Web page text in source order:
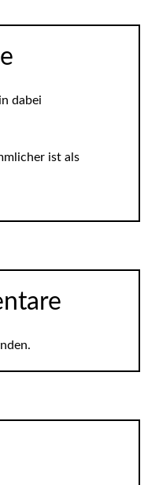
dabei
ist als